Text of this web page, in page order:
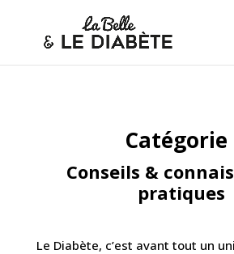
Catégorie
Conseils &
pratiques
Le Diabète, c’est avant tout un